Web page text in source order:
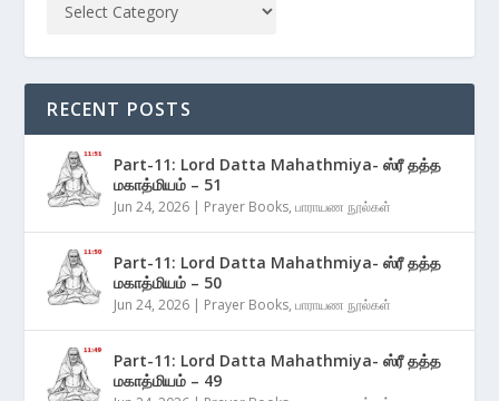
RECENT POSTS
Part-11: Lord Datta Mahathmiya- ஸ்ரீ தத்த
மகாத்மியம் – 51
Jun 24, 2026 | Prayer Books,பாராயண நூல்கள்
Part-11: Lord Datta Mahathmiya- ஸ்ரீ தத்த
மகாத்மியம் – 50
Jun 24, 2026 | Prayer Books,பாராயண நூல்கள்
Part-11: Lord Datta Mahathmiya- ஸ்ரீ தத்த
மகாத்மியம் – 49